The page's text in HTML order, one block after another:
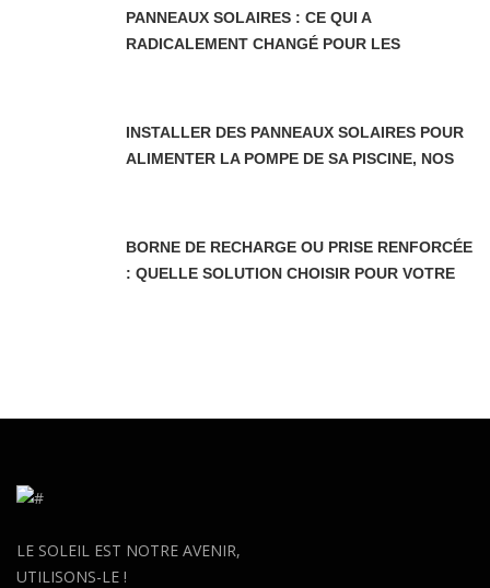
PANNEAUX SOLAIRES : CE QUI A
RADICALEMENT CHANGÉ POUR LES
INSTALLER DES PANNEAUX SOLAIRES POUR
ALIMENTER LA POMPE DE SA PISCINE, NOS
BORNE DE RECHARGE OU PRISE RENFORCÉE
: QUELLE SOLUTION CHOISIR POUR VOTRE
LE SOLEIL EST NOTRE AVENIR,
UTILISONS-LE !